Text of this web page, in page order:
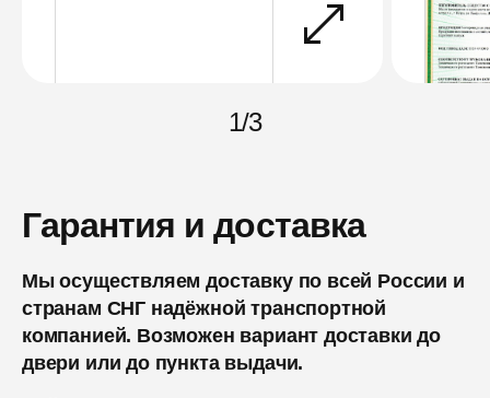
1/3
Гарантия и доставка
Мы осуществляем доставку по всей России и
странам СНГ надёжной транспортной
компанией. Возможен вариант доставки до
двери или до пункта выдачи.